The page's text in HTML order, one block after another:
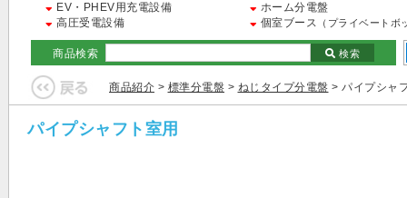
EV・PHEV用充電設備
ホーム分電盤
高圧受電設備
個室ブース （プライベートボ
商品検索 検索
商品紹介 > 標準分電盤 > ねじタイプ分電盤 > パイプシャ
パイプシャフト室用